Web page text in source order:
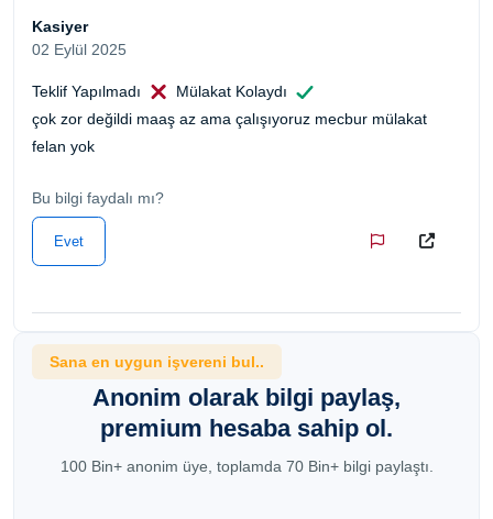
Kasiyer
02 Eylül 2025
Teklif Yapılmadı
Mülakat Kolaydı
çok zor değildi maaş az ama çalışıyoruz mecbur mülakat
felan yok
Bu bilgi faydalı mı?
Evet
Sana en uygun işvereni bul..
Anonim olarak bilgi paylaş,
premium hesaba sahip ol.
100 Bin+ anonim üye, toplamda 70 Bin+ bilgi paylaştı.